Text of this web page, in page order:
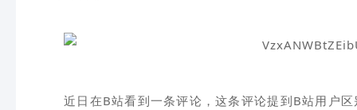
近日在B站看到一条评论，这条评论提到B站用户